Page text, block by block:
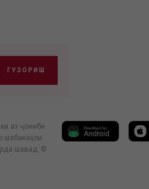
ГУЗОРИШ
аз ҷониби
шабакаҳои
шавад. ©